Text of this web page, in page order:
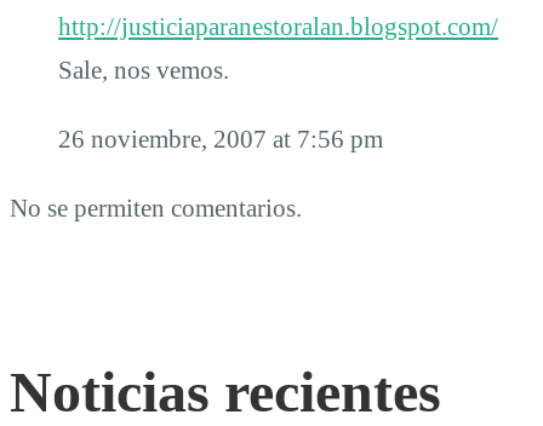
http://justiciaparanestoralan.blogspot.com/
Sale, nos vemos.
26 noviembre, 2007 at 7:56 pm
No se permiten comentarios.
Noticias recientes